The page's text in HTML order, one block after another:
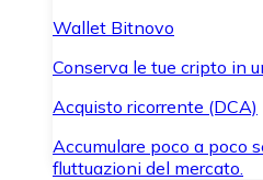
Wallet Bitnovo
Conserva le tue cripto in
Acquisto ricorrente (DCA)
Accumulare poco a poco
fluttuazioni del mercato.